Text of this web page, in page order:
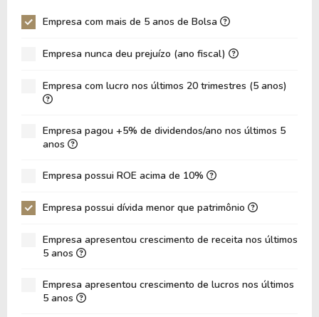
ROE
4,94%
ROIC
6,84%
ROA
2,61%
2,43%
Dívida Líquida / Ebitda
Dívida Líquida / Ebit
3,76
4,11
Patrimônio / Ativos
0,56
Passivos / Ativos
0,44
CAGR Receitas 5 anos
CAGR Lucros 5 anos
0,00%
Empresa com mais de 5 anos de Bolsa
Empresa nunca deu prejuízo (ano fiscal)
Empresa com lucro nos últimos 20 trimestres (5 anos)
Empresa pagou +5% de dividendos/ano nos últimos 5
anos
Empresa possui ROE acima de 10%
Empresa possui dívida menor que patrimônio
Empresa apresentou crescimento de receita nos últimos
5 anos
Empresa apresentou crescimento de lucros nos últimos
5 anos